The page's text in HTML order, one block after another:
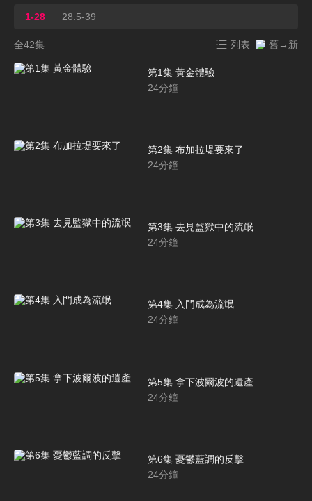
1-28 28.5-39
全42集 列表 舊→新
第1集 黃金體驗
24分鐘
第2集 布加拉堤要來了
24分鐘
第3集 去見監獄中的流氓
24分鐘
第4集 入門成為流氓
24分鐘
第5集 拿下波爾波的遺產
24分鐘
第6集 憂鬱藍調的反擊
24分鐘